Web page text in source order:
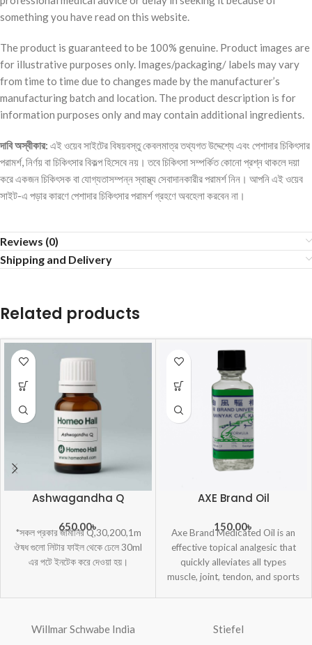
something you have read on this website.
The product is guaranteed to be 100% genuine. Product images are
for illustrative purposes only. Images/packaging/ labels may vary
from time to time due to changes made by the manufacturer’s
manufacturing batch and location. The product description is for
information purposes only and may contain additional ingredients.
দাবিঅস্বীকার: এই ওয়েব সাইটের বিষয়বস্তু কেবলমাত্র তথ্যগত উদ্দেশ্যে এবং পেশাদার চিকিৎসার
পরামর্শ, নির্ণয় বা চিকিৎসার বিকল্প হিসেবে নয়। তবে চিকিৎসা সম্পর্কিত কোনো প্রশ্ন থাকলে দয়া
করে একজন চিকিৎসক বা যোগ্যতাসম্পন্ন স্বাস্থ্য সেবাদানকারীর পরামর্শ নিন। আপনি এই ওয়েব
সাইট-এ পড়ার কারণে পেশাদার চিকিৎসার পরামর্শ গ্রহণে অবহেলা করবেন না।
Reviews (0)
Shipping and Delivery
Related products
Ashwagandha Q
650.00৳
*সকল প্রকার জার্মানির Q,30,200,1m
ঔষধ গুলো লিটার ফাইল থেকে ঢেলে 30ml
এর পটে ইনটেক করে দেওয়া হয়।
AXE Brand Oil
150.00৳
Axe Brand Medicated Oil is an
effective topical analgesic that
quickly alleviates all types
muscle, joint, tendon, and sports
Willmar Schwabe India Stiefel